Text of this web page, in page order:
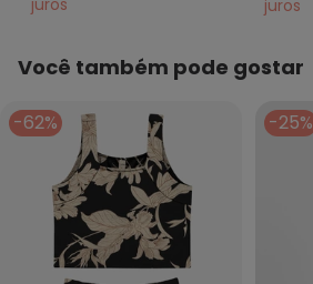
juros
juros
Você também pode gostar
-62% -25%